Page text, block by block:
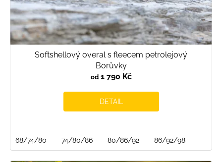
Softshellový overal s fleecem petrolejový
Borůvky
od1 790 Kč
DETAIL
68/74/80 74/80/86 80/86/92 86/92/98